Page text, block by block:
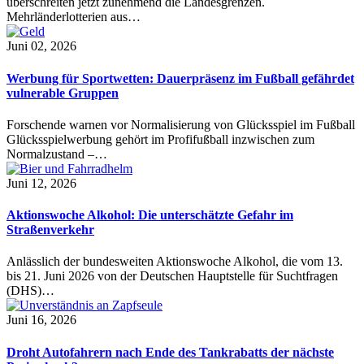
Mehrländerlotterien aus…
Juni 02, 2026
Werbung für Sportwetten: Dauerpräsenz im Fußball gefährdet
vulnerable Gruppen
Forschende warnen vor Normalisierung von Glücksspiel im Fußball
Glücksspielwerbung gehört im Profifußball inzwischen zum
Normalzustand –…
Juni 12, 2026
Aktionswoche Alkohol: Die unterschätzte Gefahr im
Straßenverkehr
Anlässlich der bundesweiten Aktionswoche Alkohol, die vom 13.
bis 21. Juni 2026 von der Deutschen Hauptstelle für Suchtfragen
(DHS)…
Juni 16, 2026
Droht Autofahrern nach Ende des Tankrabatts der nächste